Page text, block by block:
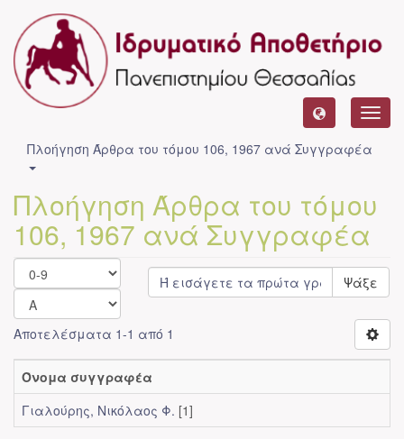
Πλοήγηση Άρθρα του τόμου 106, 1967 ανά Συγγραφέα
Πλοήγηση Άρθρα του τόμου
106, 1967 ανά Συγγραφέα
Ψάξε
Αποτελέσματα 1-1 από 1
Όνομα συγγραφέα
Γιαλούρης, Νικόλαος Φ. [1]